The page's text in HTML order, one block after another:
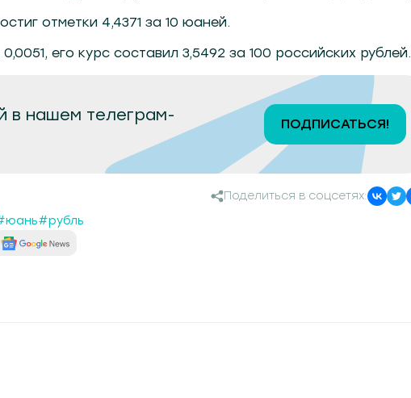
отметки 4,4371 за 10 юаней.
его курс составил 3,5492 за 100 российских рублей.
в нашем телеграм-
ПОДПИСАТЬСЯ!
Поделиться в соцсетях:
#рубль